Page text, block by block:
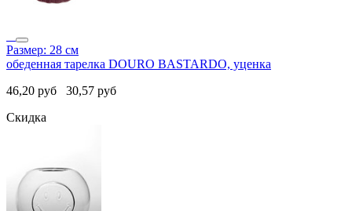
Размер: 28 см
обеденная тарелка DOURO BASTARDO, уценка
46,20 руб 30,57 руб
Скидка